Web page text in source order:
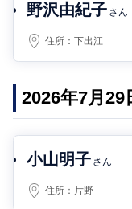
野沢由紀子 さん
住所：下出江
2026年7月29
小山明子 さん
住所： 片野